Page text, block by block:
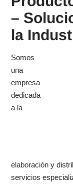
–
la
Somos
una
empresa
dedicada
a la
elaboración y
servicios